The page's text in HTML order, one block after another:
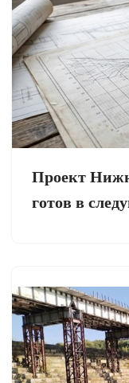
Проект
готов в